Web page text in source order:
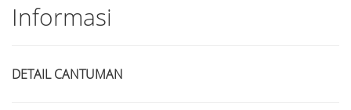
Informasi
DETAIL CANTUMAN